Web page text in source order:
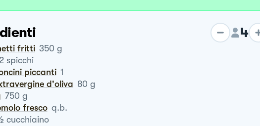
4
fritti 350 g
2 spicchi
piccanti 1
d'oliva 80 g
750 g
fresco q.b.
cucchiaino